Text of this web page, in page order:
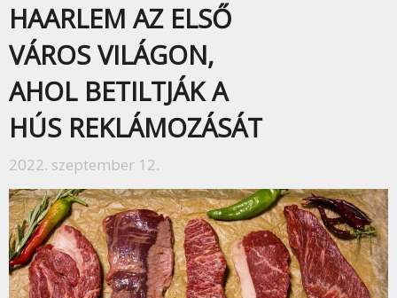
HAARLEM AZ ELSŐ
VÁROS VILÁGON,
AHOL BETILTJÁK A
HÚS REKLÁMOZÁSÁT
2022. szeptember 12.